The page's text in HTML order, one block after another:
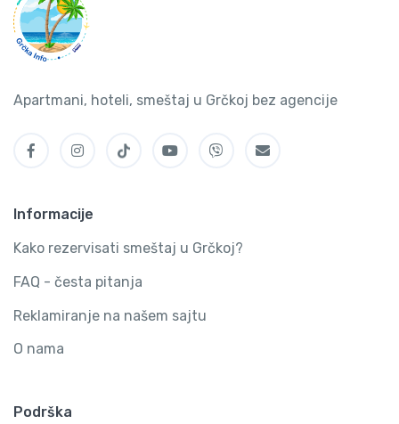
Apartmani, hoteli, smeštaj u Grčkoj bez agencije
Informacije
Kako rezervisati smeštaj u Grčkoj?
FAQ - česta pitanja
Reklamiranje na našem sajtu
O nama
Podrška